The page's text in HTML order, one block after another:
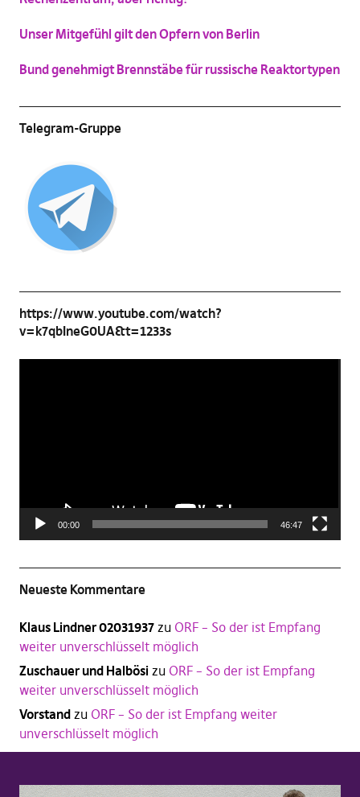
Vergrößern
Unser Mitgefühl gilt den Opfern von Berlin
Bund genehmigt Brennstäbe für russische Reaktortypen
Telegram-Gruppe
https://www.youtube.com/watch?
v=k7qbIneG0UA&t=1233s
00:00 46:47
Neueste Kommentare
Klaus Lindner 02031937zu ORF – So der ist Empfang
weiter unverschlüsselt möglich
Zuschauer und Halbösi zu ORF – So der ist Empfang
weiter unverschlüsselt möglich
Vorstandzu ORF – So der ist Empfang weiter
unverschlüsselt möglich